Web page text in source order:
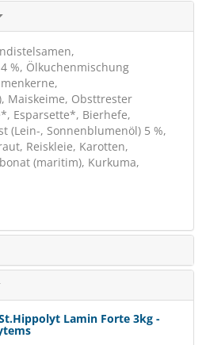
%, Ölkuchenmischung
Maiskeime, Obsttrester
Esparsette*, Bierhefe,
(Lein-, Sonnenblumenöl) 5 %,
Reiskleie, Karotten,
(maritim), Kurkuma,
Lamin Forte 3kg -